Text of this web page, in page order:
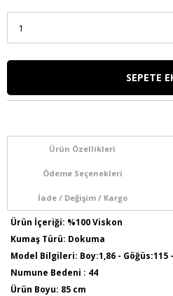
Ürün Özellikleri
Ödeme Seçenekleri
İade / Değişim / Kargo
Ürün İçeriği: %100 Viskon
Kumaş Türü: Dokuma
Model Bilgileri: Boy:1,86 - Göğüs:115
Numune Bedeni : 44
Ürün Boyu: 85 cm